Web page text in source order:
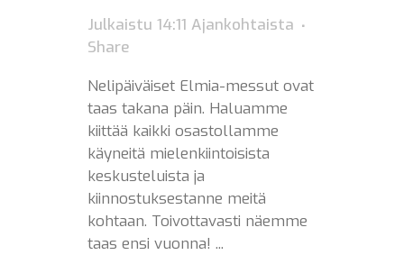
Julkaistu 14:11 Ajankohtaista
Share
Nelipäiväiset Elmia-messut ovat
taas takana päin. Haluamme
kiittää kaikki osastollamme
käyneitä mielenkiintoisista
keskusteluista ja
kiinnostuksestanne meitä
kohtaan. Toivottavasti näemme
taas ensi vuonna! ...